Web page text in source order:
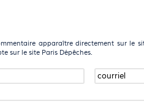
apparaître directement sur le
sur le site Paris Dépêches.